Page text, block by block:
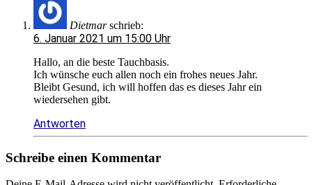
Dietmarschrieb:
6. Januar 2021 um 15:00 Uhr
Hallo, an die beste Tauchbasis.
Ich wünsche euch allen noch ein frohes neues Jahr.
Bleibt Gesund, ich will hoffen das es dieses Jahr ein
wiedersehen gibt.
Antworten
Schreibe einen Kommentar